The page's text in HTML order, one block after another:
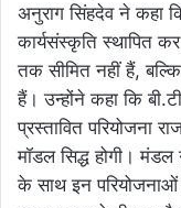
अनुराग सिंहदेव ने कहा
कार्यसंस्कृति स्थापित
तक सीमित नहीं हैं,
हैं। उन्होंने कहा कि
प्रस्तावित परियोजना
मॉडल सिद्ध होगी। मंडल
के साथ इन